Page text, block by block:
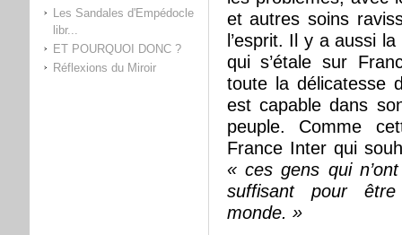
Les Sandales d'Empédocle
libr...
ET POURQUOI DONC ?
Réflexions du Miroir
et autres soins
l’esprit. Il y a aussi
qui s’étale sur
toute la délicatesse
est capable dans
peuple. Comme
France Inter qui
« ces gens qui
suffisant pour
monde. »